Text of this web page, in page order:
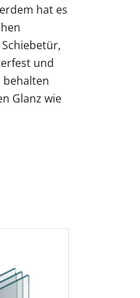
hat es
und
behalten
Glanz wie